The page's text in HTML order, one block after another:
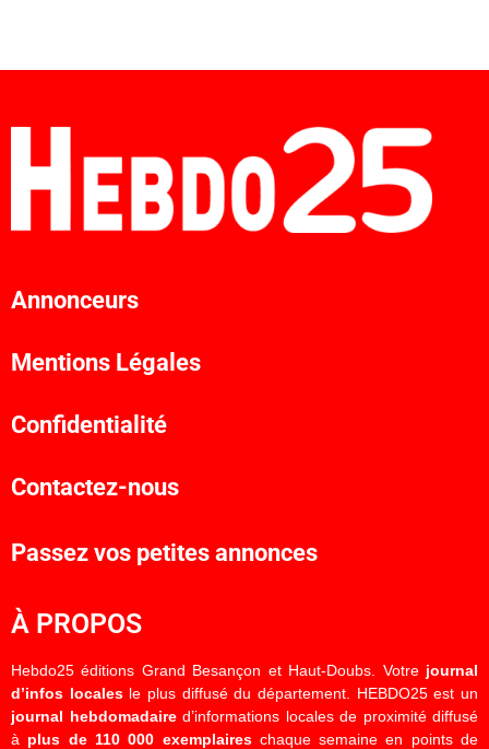
Annonceurs
Mentions Légales
Confidentialité
Contactez-nous
Passez vos petites annonces
À PROPOS
Hebdo25 éditions Grand Besançon et Haut-Doubs. Votre journal
d’infos localesle plus diffusé du département. HEBDO25 est un
journal hebdomadaired’informations locales de proximité diffusé
à plus de 110 000 exemplaireschaque semaine en points de